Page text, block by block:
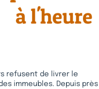
refusent de livrer le
immeubles. Depuis près